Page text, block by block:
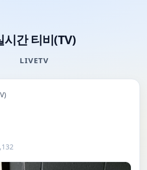
시간 티비(TV)
LIVETV